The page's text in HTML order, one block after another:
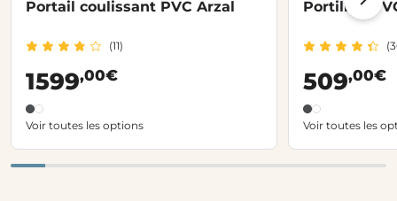
Portail coulissant PVC Arzal
(11)
1599,00€
Voir toutes les options
Portillon
509,00€
Voir toutes les